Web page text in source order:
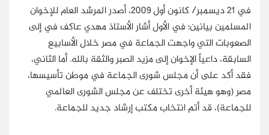
في 21 ديسمبر/ كانون أول 2009، أصدر المرشد العام للإخوان
المسلمين بيانين؛ في الأول أشار الأستاذ مهدي عاكف في إلى
الصعوبات التي واجهت الجماعة في مصر خلال الأسابيع
السابقة، داعياً الإخوان إلى مزيد الصبر والثقة بالله. أما الثاني،
فقد أكد على أن مجلس شورى الجماعة في موطن تأسيسها،
مصر (وهو هيئة أخرى تختلف عن مجلس الشورى العالمي
للجماعة)، قد أتم انتخاب مكتب إرشاد جديد للجماعة.